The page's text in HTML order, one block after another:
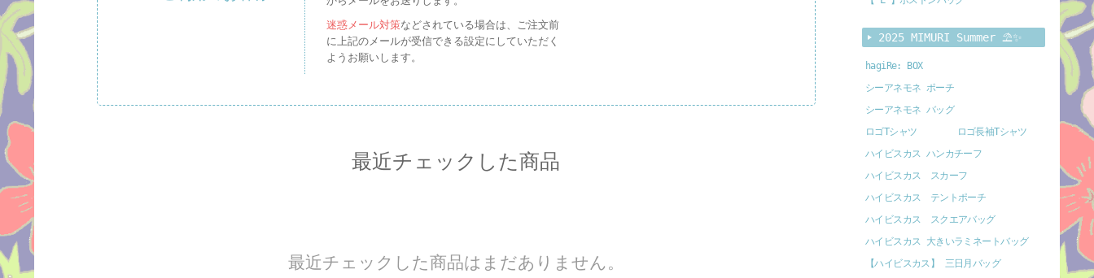
迷惑メール対策などされている場合は、ご注文前
に上記のメールが受信できる設定にしていただく
ようお願いします。
最近チェックした商品
最近チェックした商品はまだありません。
2025 MIMURI Summer ⛱️✨
hagiRe: BOX
シーアネモネ ポーチ
シーアネモネ バッグ
ロゴTシャツ
ロゴ長袖Tシャツ
ハイビスカス ハンカチーフ
ハイビスカス スカーフ
ハイビスカス テントポーチ
ハイビスカス スクエアバッグ
ハイビスカス 大きいラミネートバッグ
【ハイビスカス】 三日月バッグ